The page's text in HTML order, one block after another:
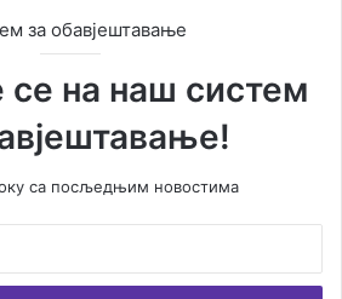
за обавјештавање
се на наш систем
са посљедњим новостима